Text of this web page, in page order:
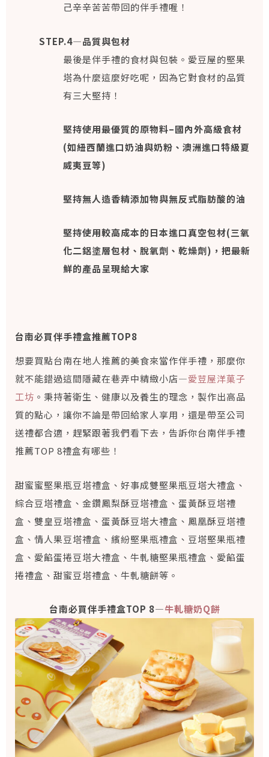
己辛辛苦苦帶回的伴手禮喔！
STEP.4—品質與包材
最後是伴手禮的食材與包裝。愛豆屋的堅果
塔為什麼這麼好吃呢，因為它對食材的品質
有三大堅持！
堅持使用最優質的原物料–國內外高級食材
(如紐西蘭進口奶油與奶粉、澳洲進口特級夏
威夷豆等)
堅持無人造香精添加物與無反式脂肪酸的油
堅持使用較高成本的日本進口真空包材(三氧
化二鋁塗層包材、脫氧劑、乾燥劑)，把最新
鮮的產品呈現給大家
台南必買伴手禮盒推薦TOP8
想要買點台南在地人推薦的美食來當作伴手禮，那麼你
就不能錯過這間隱藏在巷弄中精緻小店—愛荳屋洋菓子
工坊 。秉持著衛生、健康以及養生的理念，製作出高品
質的點心，讓你不論是帶回給家人享用，還是帶至公司
送禮都合適，趕緊跟著我們看下去，告訴你台南伴手禮
推薦TOP 8禮盒有哪些！
甜蜜蜜堅果瓶豆塔禮盒、好事成雙堅果瓶豆塔大禮盒、
綜合豆塔禮盒、金鑽鳳梨酥豆塔禮盒、蛋黃酥豆塔禮
盒、雙皇豆塔禮盒、蛋黃酥豆塔大禮盒、鳳凰酥豆塔禮
盒、情人果豆塔禮盒、繽紛堅果瓶禮盒、豆塔堅果瓶禮
盒、愛餡蛋捲豆塔大禮盒、牛軋糖堅果瓶禮盒、愛餡蛋
捲禮盒、甜蜜豆塔禮盒、牛軋糖餅等。
台南必買伴手禮盒TOP 8—牛軋糖奶Q餅